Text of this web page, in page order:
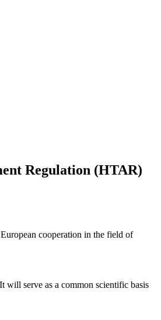
Regulation (HTAR)
cooperation in the field of
will serve as a common scientific basis